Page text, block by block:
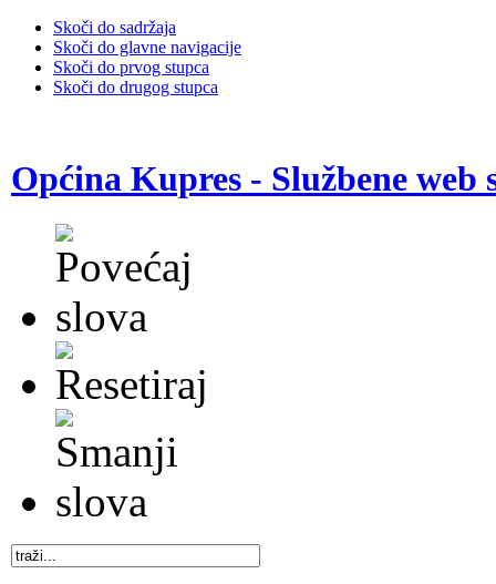
Skoči do sadržaja
Skoči do glavne navigacije
Skoči do prvog stupca
Skoči do drugog stupca
Općina Kupres - Službene web